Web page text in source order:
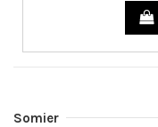
Somier